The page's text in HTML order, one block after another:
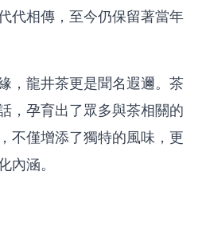
代相傳，至今仍保留著當年
，龍井茶更是聞名遐邇。茶
，孕育出了眾多與茶相關的
不僅增添了獨特的風味，更
內涵。